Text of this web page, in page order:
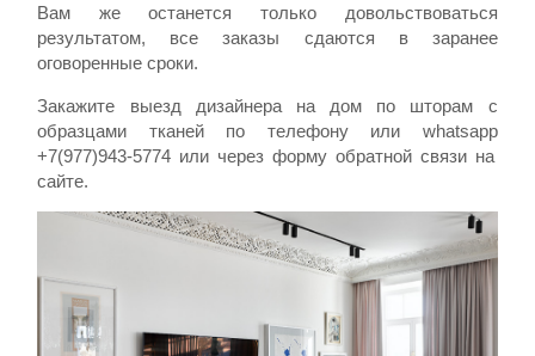
Вам же останется только довольствоваться
результатом, все заказы сдаются в заранее
оговоренные сроки.
Закажите выезд дизайнера на дом по шторам с
образцами тканей по телефону или whatsapp
+7(977)943-5774 или через форму обратной связи на
сайте.